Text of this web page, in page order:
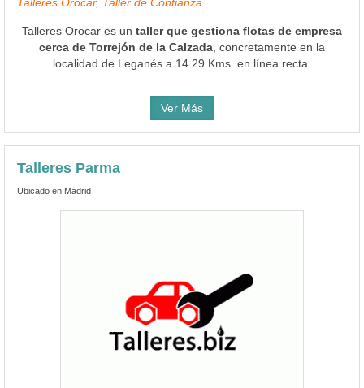
Talleres Orocar es un taller que gestiona flotas de empresa
cerca de Torrejón de la Calzada , concretamente en la
localidad de Leganés a 14.29 Kms. en línea recta.
Ver Más
Talleres Parma
Ubicado en Madrid